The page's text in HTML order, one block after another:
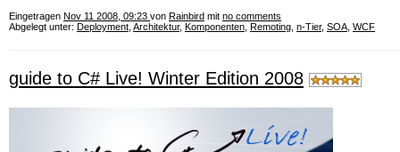
Eingetragen Nov 11 2008, 09:23 von Rainbird mit no comments
Abgelegt unter: Deployment Architektur, Komponenten Remoting n-Tier, SOA WCF
guide to C# Live! Winter Edition 2008